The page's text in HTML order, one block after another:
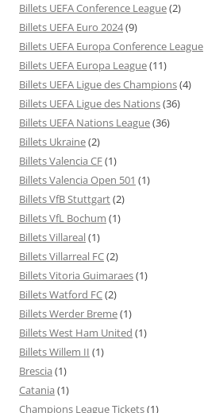
Billets UEFA Conference League(2)
Billets UEFA Euro 2024(9)
Billets UEFA Europa Conference League
Billets UEFA Europa League(11)
Billets UEFA Ligue des Champions(4)
Billets UEFA Ligue des Nations(36)
Billets UEFA Nations League(36)
Billets Ukraine(2)
Billets Valencia CF(1)
Billets Valencia Open 501 (1)
Billets VfB Stuttgart(2)
Billets VfL Bochum (1)
Billets Villareal(1)
Billets Villarreal FC(2)
Billets Vitoria Guimaraes(1)
Billets Watford FC(2)
Billets Werder Breme(1)
Billets West Ham United (1)
Billets Willem II (1)
Brescia (1)
Catania (1)
Champions League Tickets(1)